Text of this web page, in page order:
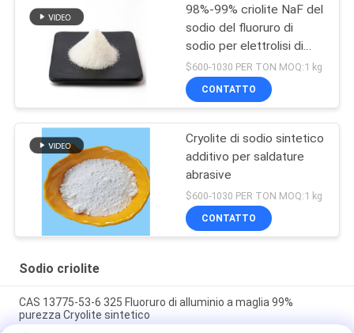
98%-99% criolite NaF del
sodio del fluoruro di
sodio per elettrolisi di
alluminio
$600-1030 PER TON MOQ:1 kg
CONTATTO
Cryolite di sodio sintetico
additivo per saldature
abrasive
$600-1030 PER TON MOQ:1 kg
CONTATTO
Sodio criolite
CAS 13775-53-6 325 Fluoruro di alluminio a maglia 99%
purezza Cryolite sintetico